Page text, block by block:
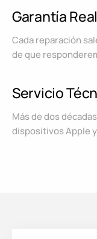
Garantía
Cada reparación
de que
Servicio
Más de dos
dispositivos Apple